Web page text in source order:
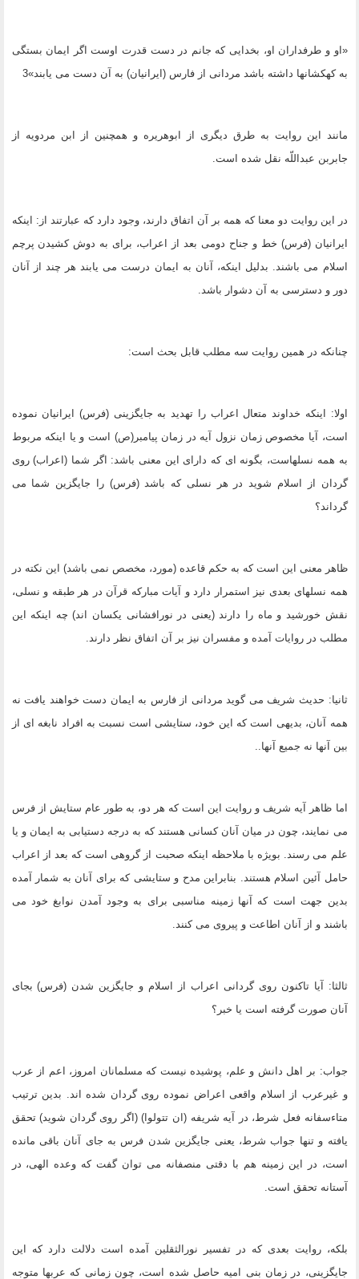
«او و طرفداران او، بخدایى که جانم در دست قدرت اوست اگر ایمان بستگى
به کهکشانها داشته باشد مردانى از فارس (ایرانیان) به آن دست مى یابند»3
مانند این روایت به طرق دیگرى از ابوهریره و همچنین از ابن مردویه از
جابربن عبداللّه نقل شده است.
در این روایت دو معنا که همه بر آن اتفاق دارند، وجود دارد که عبارتند از: اینکه
ایرانیان (فرس) خط و جناح دومى بعد از اعراب، براى به دوش کشیدن پرچم
اسلام مى باشند. بدلیل اینکه، آنان به ایمان درست مى یابند هر چند از آنان
دور و دسترسى به آن دشوار باشد.
چنانکه در همین روایت سه مطلب قابل بحث است:
اولا: اینکه خداوند متعال اعراب را تهدید به جایگزینى (فرس) ایرانیان نموده
است، آیا مخصوص زمان نزول آیه در زمان پیامبر(ص) است و یا اینکه مربوط
به همه نسلهاست، بگونه اى که داراى این معنى باشد: اگر شما (اعراب) روى
گردان از اسلام شوید در هر نسلى که باشد (فرس) را جایگزین شما مى
گرداند؟
ظاهر معنى این است که به حکم قاعده (مورد، مخصص نمى باشد) این نکته در
همه نسلهاى بعدى نیز استمرار دارد و آیات مبارکه قرآن در هر طبقه و نسلى،
نقش خورشید و ماه را دارند (یعنى در نورافشانى یکسان اند) چه اینکه این
مطلب در روایات آمده و مفسران نیز بر آن اتفاق نظر دارند.
ثانیا: حدیث شریف مى گوید مردانى از فارس به ایمان دست خواهند یافت نه
همه آنان، بدیهى است که این خود، ستایشى است نسبت به افراد نابغه اى از
بین آنها نه جمیع آنها..
اما ظاهر آیه شریف و روایت این است که هر دو، به طور عام ستایش از فرس
مى نمایند، چون در میان آنان کسانى هستند که به درجه دستیابى به ایمان و یا
علم مى رسند. بویژه با ملاحظه اینکه صحبت از گروهى است که بعد از اعراب
حامل آئین اسلام هستند. بنابراین مدح و ستایشى که براى آنان به شمار آمده
بدین جهت است که آنها زمینه مناسبى براى به وجود آمدن نوابغ خود مى
باشند و از آنان اطاعت و پیروى مى کنند.
ثالثا: آیا تاکنون روى گردانى اعراب از اسلام و جایگزین شدن (فرس) بجاى
آنان صورت گرفته است یا خبر؟
جواب: بر اهل دانش و علم، پوشیده نیست که مسلمانان امروز، اعم از عرب
و غیرعرب از اسلام واقعى اعراض نموده روى گردان شده اند. بدین ترتیب
متاءسفانه فعل شرط، در آیه شریفه (ان تتولوا) (اگر روى گردان شوید) تحقق
یافته و تنها جواب شرط، یعنى جایگزین شدن فرس به جاى آنان باقى مانده
است، در این زمینه هم با دقتى منصفانه مى توان گفت که وعده الهى، در
آستانه تحقق است.
بلکه، روایت بعدى که در تفسیر نورالثقلین آمده است دلالت دارد که این
جایگزینى، در زمان بنى امیه حاصل شده است، چون زمانى که عربها متوجه